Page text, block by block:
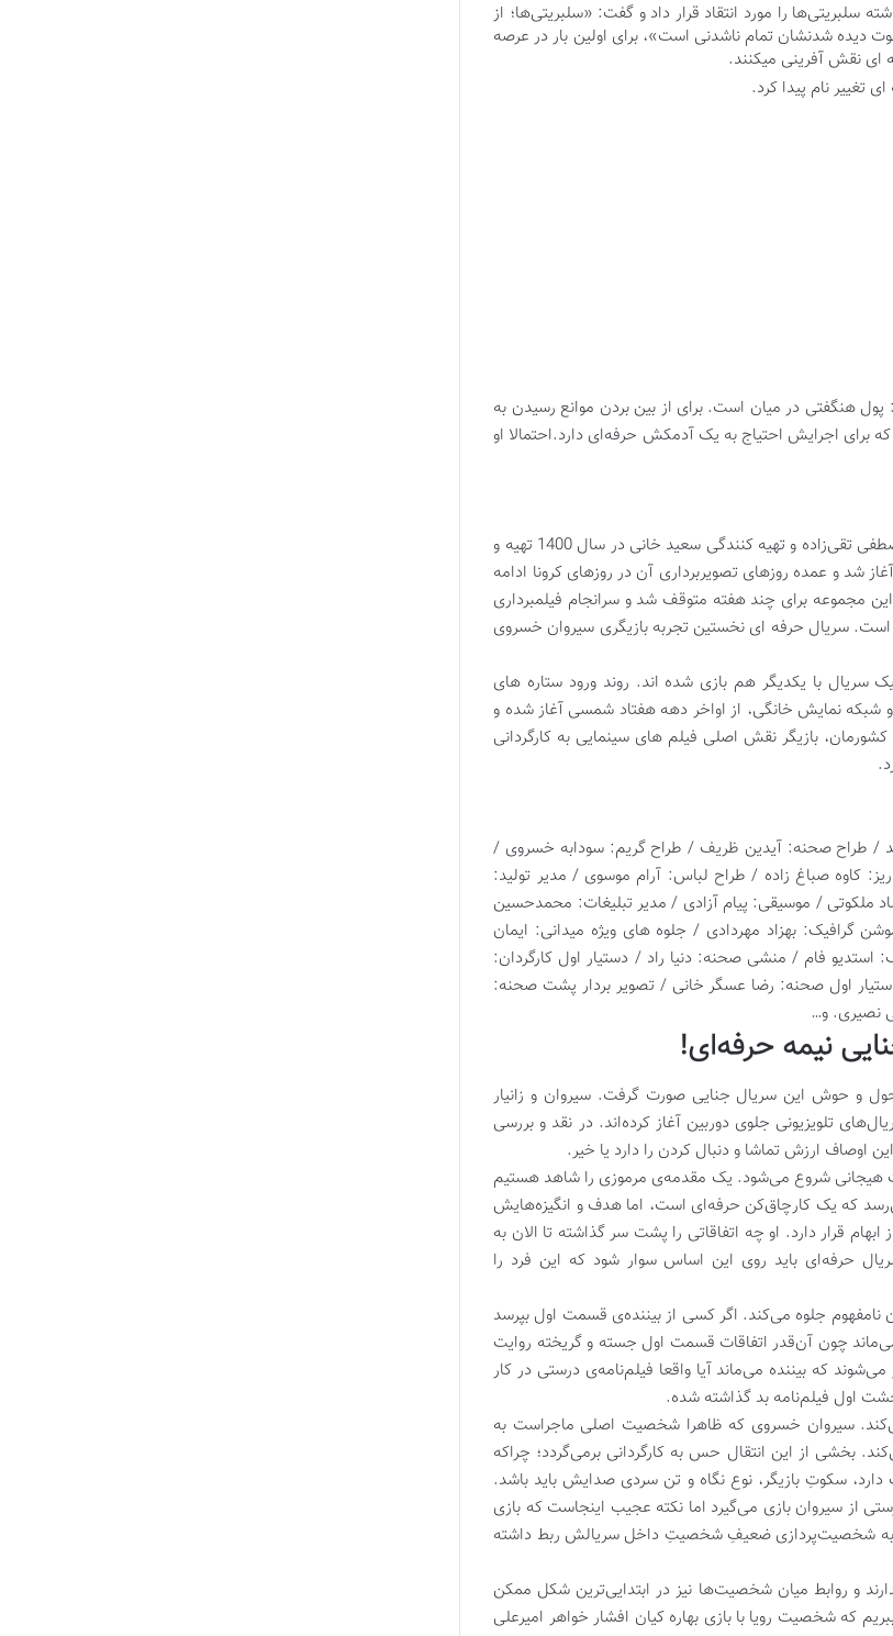
را مورد انتقاد قرار داد و گفت: «سلبریتی‌ها؛ از
دیده شدنشان تمام ناشدنى است»، برای اولین بار در عرصه
ای نقش آفرینی میکنند.
نام پیدا کرد.
هنگفتی در میان است. برای از بین بردن موانع رسیدن به
اجرایش احتیاج به یک آدمکش حرفه‌ای دارد.احتمالا او
سریال ایرانی حرفه ای «The Professional»به کارگردانی مصطفی تقی‌زاده و تهیه کنندگی سعید خانی در سال 1400 تهیه و
تولید شده است. تصویر برداری این مجموعه از اسفند 1399 آغاز شد و عمده روزهای تصویربرداری آن در روزهای کرونا ادامه
کرونا ضبط این مجموعه برای چند هفته متوقف شد و سرانجام فیلمبرداری
است. سریال حرفه ای نخستین تجربه بازیگری سیروان خسروی
سریال با یکدیگر هم بازی شده اند. روند ورود ستاره های
شبکه نمایش خانگی، از اواخر دهه هفتاد شمسی آغاز شده و
بازیگر نقش اصلی فیلم های سینمایی به کارگردانی
/ طراح صحنه: آیدین ظریف / طراح گریم: سودابه خسروی /
کاوه صباغ زاده / طراح لباس: آرام موسوی / مدیر تولید:
ملکوتی / موسیقی: پیام آزادی / مدیر تبلیغات: محمدحسین
بهزاد مهردادی / جلوه های ویژه میدانی: ایمان
فام / منشی صحنه: دنیا راد / دستیار اول کارگردان:
اول صحنه: رضا عسگر خانی / تصویر بردار پشت صحنه:
نصیری. و…
نیمه حرفه‌ای!
و حوش این سریال جنایی صورت گرفت. سیروان و زانیار
تلویزیونی جلوی دوربین آغاز کرده‌اند. در نقد و بررسی
اوصاف ارزش تماشا و دنبال کردن را دارد یا خیر.
هیجانی شروع می‌شود. یک مقدمه‌ی مرموزی را شاهد هستیم
که یک کارچاق‌کن حرفه‌ای است، اما هدف و انگیزه‌هایش
قرار دارد. او چه اتفاقاتی را پشت سر گذاشته تا الان به
حرفه‌ای باید روی این اساس سوار شود که این فرد را
جلوه می‌کند. اگر کسی از بیننده‌ی قسمت اول بپرسد
چون آن‌قدر اتفاقات قسمت اول جسته و گریخته روایت
که بیننده می‌ماند آیا واقعا فیلم‌نامه‌ی درستی در کار
اول فیلم‌نامه بد گذاشته شده.
سیروان خسروی که ظاهرا شخصیت اصلی ماجراست به
بخشی از این انتقال حس به کارگردانی برمی‌گردد؛ چراکه
سکوتِ بازیگر، نوع نگاه و تن سردی صدایش باید باشد.
از سیروان بازی می‌گیرد اما نکته عجیب اینجاست که بازی
به شخصیت‌پردازی ضعیفِ شخصیتِ داخل سریالش ربط داشته
و روابط میان شخصیت‌ها نیز در ابتدایی‌ترین شکل ممکن
که شخصیت رویا با بازی بهاره کیان افشار خواهر امیرعلی